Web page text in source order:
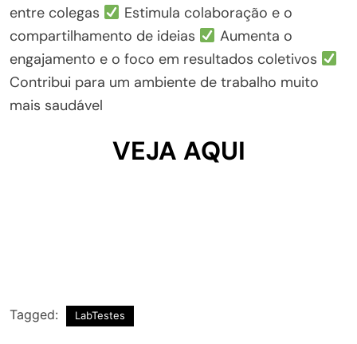
entre colegas
Estimula colaboração e o
compartilhamento de ideias
Aumenta o
engajamento e o foco em resultados coletivos
Contribui para um ambiente de trabalho muito
mais saudável
VEJA AQUI
Tagged: LabTestes